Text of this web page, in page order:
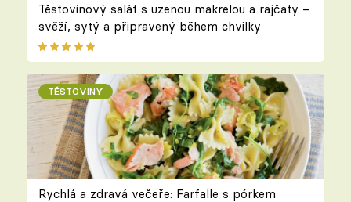
Těstovinový salát s uzenou makrelou a rajčaty –
svěží, sytý a připravený během chvilky
TĚSTOVINY
Rychlá a zdravá večeře: Farfalle s pórkem